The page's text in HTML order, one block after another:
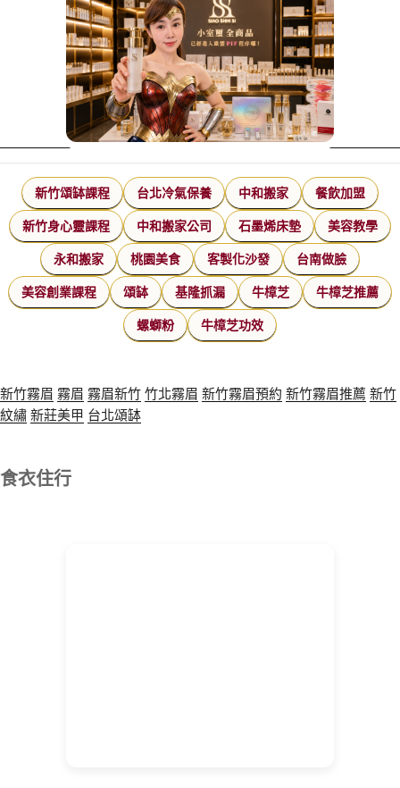
新竹頌缽課程 台北冷氣保養 中和搬家 餐飲加盟
新竹身心靈課程 中和搬家公司 石墨烯床墊 美容教學
永和搬家 桃園美食 客製化沙發 台南做臉
美容創業課程 頌缽 基隆抓漏 牛樟芝 牛樟芝推薦
螺螄粉 牛樟芝功效
新竹霧眉 霧眉 霧眉新竹竹北霧眉 新竹霧眉預約 新竹霧眉推薦 新竹
紋繡新莊美甲 台北頌缽
食衣住行